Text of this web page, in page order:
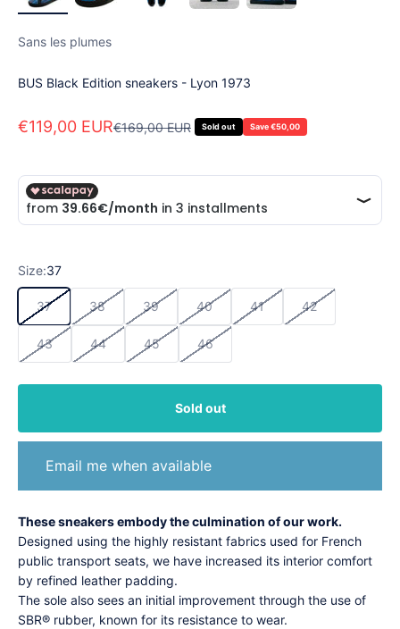
Sans les plumes
BUS Black Edition sneakers - Lyon 1973
Sale price
€119,00 EURRegular price
€169,00 EUR Sold out Save €50,00
Size:37
37 38 39 40 41 42
43 44 45 46
Sold out
Email me when available
These sneakers embody the culmination of our work.
Designed using the highly resistant fabrics used for French
public transport seats, we have increased its interior comfort
by refined leather padding.
The sole also sees an initial improvement through the use of
SBR® rubber, known for its resistance to wear.